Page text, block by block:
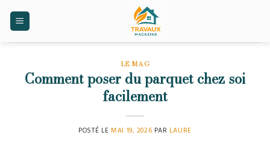
LE MAG
Comment poser du parquet chez soi
facilement
POSTÉ LEMAI 19, 2026 PAR LAURE